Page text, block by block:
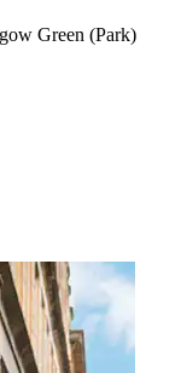
Green (Park)